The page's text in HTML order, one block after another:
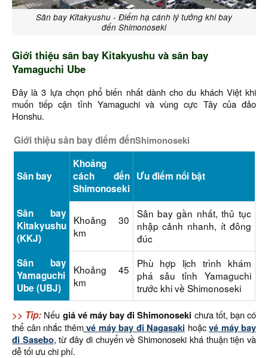
Sân bay Kitakyushu - Điểm hạ cánh lý tưởng khi bay
đến Shimonoseki
Giới thiệu sân bay Kitakyushu và sân bay
Yamaguchi Ube
Đây là 3 lựa chọn phổ biến nhất dành cho du khách Việt khi
muốn tiếp cận tỉnh Yamaguchi và vùng cực Tây của đảo
Honshu.
Giới thiệu sân bay điểm đếnShimonoseki
Sân bay
Khoảng
cách đến
Shimonoseki
Ưu điểm nổi bật
Sân bay
Kitakyushu
(KKJ)
Khoảng 30
km
Sân bay gần nhất, thủ tục
nhập cảnh nhanh, ít đông
đúc
Sân bay
Yamaguchi
Ube (UBJ)
Khoảng 45
km
Phù hợp lịch trình khám
phá sâu tỉnh Yamaguchi
trước khi về Shimonoseki
>> Tip: Nếu giá vé máy bay đi Shimonoseki chưa tốt, bạn có
thể cân nhắc thêm vé máy bay đi Nagasaki hoặcvé máy bay
đi Sasebo, từ đây di chuyển về Shimonoseki khá thuận tiện và
dễ tối ưu chi phí.